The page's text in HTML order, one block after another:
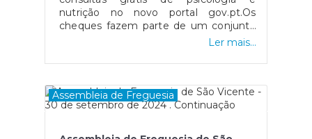
nutrição no novo portal gov.pt.Os
cheques fazem parte de um conjunto
de medidas do Governo de apoio a
estudantes do ensino superior. São
Psicólogo e 50 mil Cheques
Nutricionista, distribuídos, a nível
superior públicas e privadas, que
Ler mais...
Assembleia de Freguesia